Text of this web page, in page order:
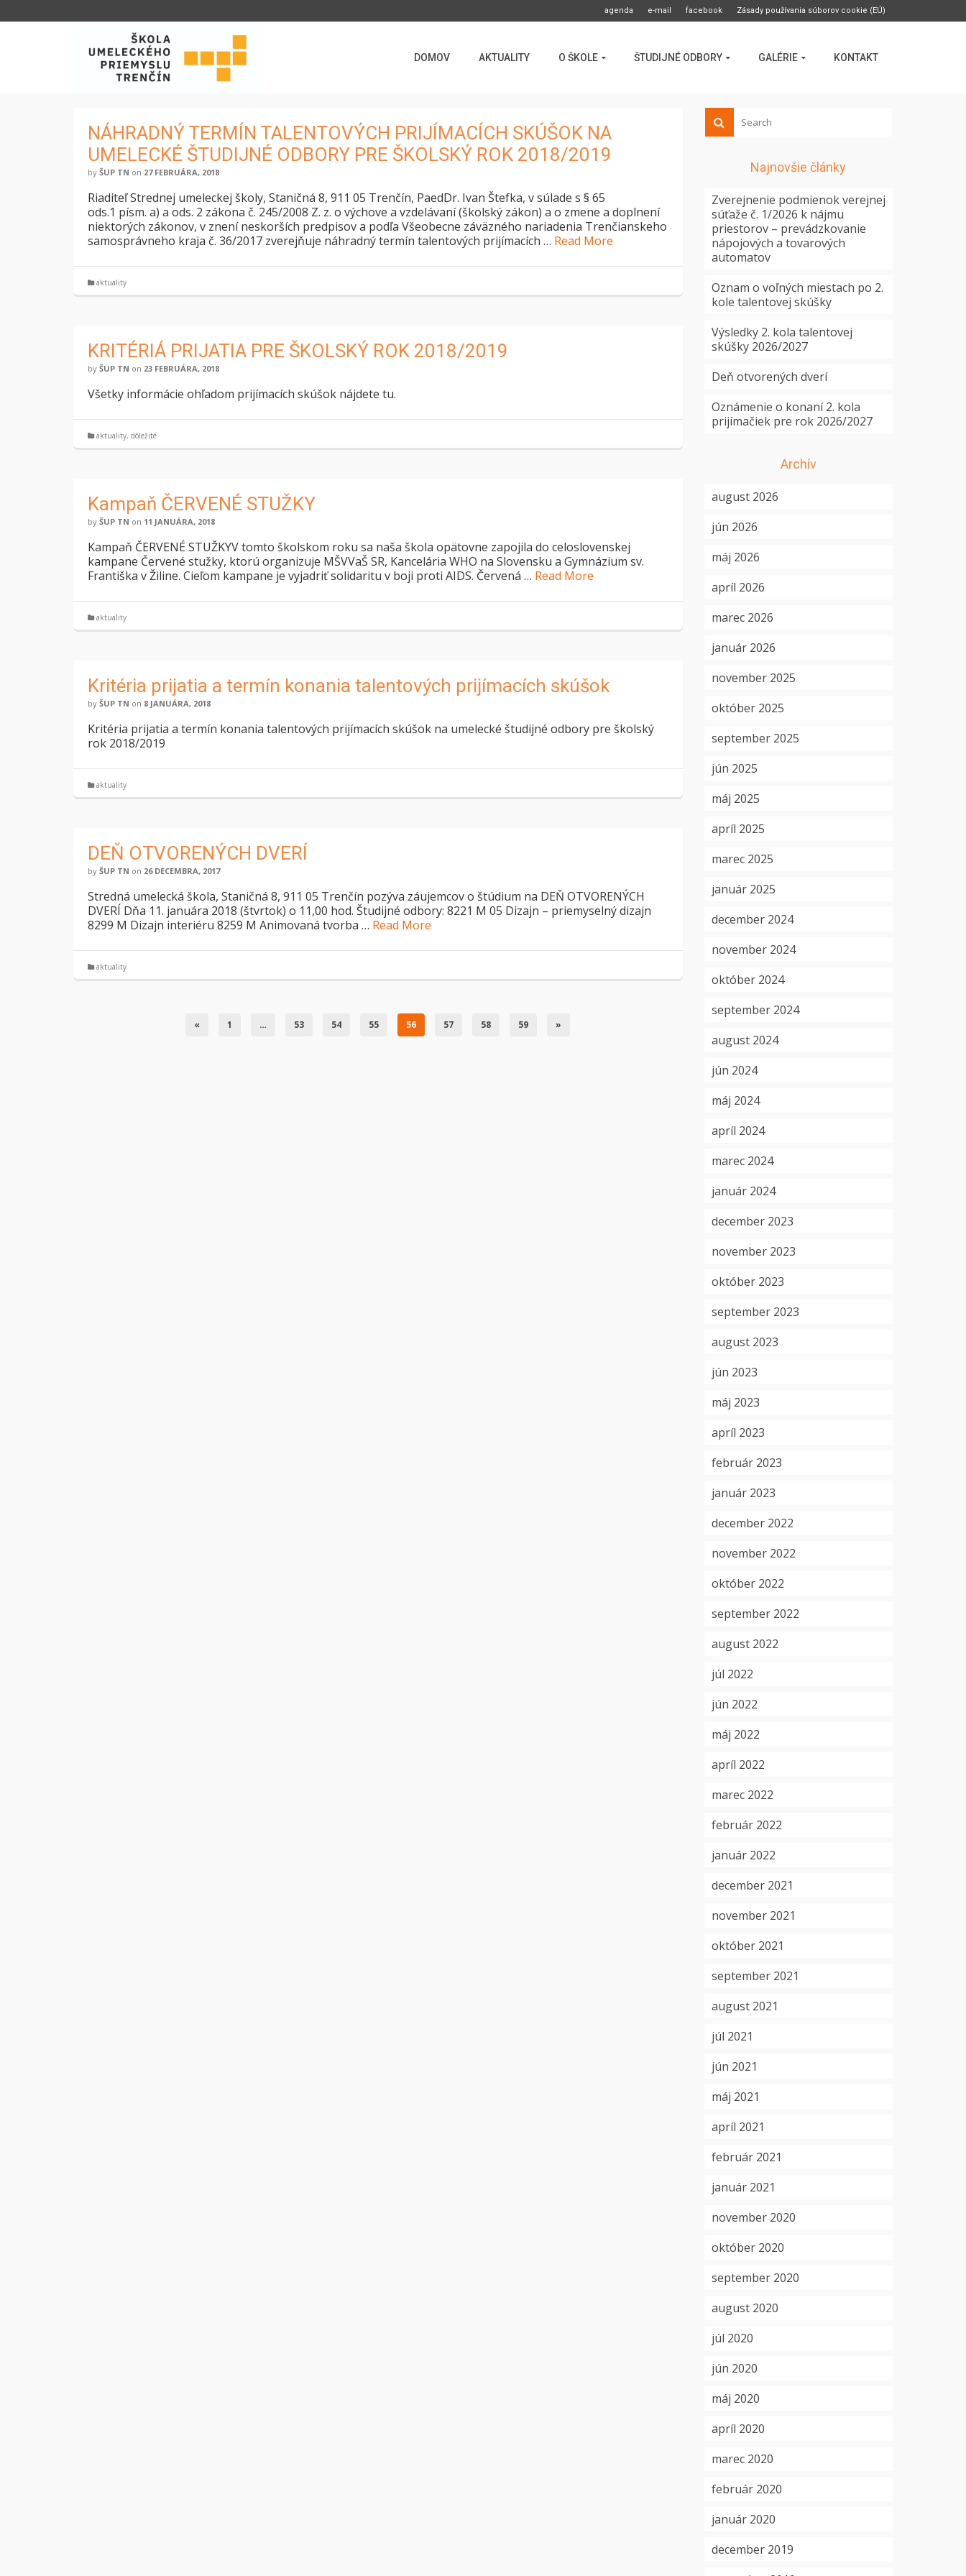
agenda e-mail facebook Zásady používania súborov cookie (EÚ)
DOMOV AKTUALITY O ŠKOLE ŠTUDIJNÉ ODBORY GALÉRIE KONTAKT
NÁHRADNÝ TERMÍN TALENTOVÝCH PRIJÍMACÍCH SKÚŠOK NA
UMELECKÉ ŠTUDIJNÉ ODBORY PRE ŠKOLSKÝ ROK 2018/2019
by ŠUP TN on 27 FEBRUÁRA, 2018
Riaditeľ Strednej umeleckej školy, Staničná 8, 911 05 Trenčín, PaedDr. Ivan Štefka, v súlade s § 65
ods.1 písm. a) a ods. 2 zákona č. 245/2008 Z. z. o výchove a vzdelávaní (školský zákon) a o zmene a doplnení
niektorých zákonov, v znení neskorších predpisov a podľa Všeobecne záväzného nariadenia Trenčianskeho
samosprávneho kraja č. 36/2017 zverejňuje náhradný termín talentových prijímacích … Read More
aktuality
KRITÉRIÁ PRIJATIA PRE ŠKOLSKÝ ROK 2018/2019
by ŠUP TN on 23 FEBRUÁRA, 2018
Všetky informácie ohľadom prijímacích skúšok nájdete tu.
aktuality, dôležité
Kampaň ČERVENÉ STUŽKY
by ŠUP TN on 11 JANUÁRA, 2018
Kampaň ČERVENÉ STUŽKYV tomto školskom roku sa naša škola opätovne zapojila do celoslovenskej
kampane Červené stužky, ktorú organizuje MŠVVaŠ SR, Kancelária WHO na Slovensku a Gymnázium sv.
Františka v Žiline. Cieľom kampane je vyjadriť solidaritu v boji proti AIDS. Červená … Read More
aktuality
Kritéria prijatia a termín konania talentových prijímacích skúšok
by ŠUP TN on 8 JANUÁRA, 2018
Kritéria prijatia a termín konania talentových prijímacích skúšok na umelecké študijné odbory pre školský
rok 2018/2019
aktuality
DEŇ OTVORENÝCH DVERÍ
by ŠUP TN on 26 DECEMBRA, 2017
Stredná umelecká škola, Staničná 8, 911 05 Trenčín pozýva záujemcov o štúdium na DEŇ OTVORENÝCH
DVERÍ Dňa 11. januára 2018 (štvrtok) o 11,00 hod. Študijné odbory: 8221 M 05 Dizajn – priemyselný dizajn
8299 M Dizajn interiéru 8259 M Animovaná tvorba … Read More
aktuality
« 1 … 53 54 55 56 57 58 59 »
Najnovšie články
Zverejnenie podmienok verejnej
súťaže č. 1/2026 k nájmu
priestorov – prevádzkovanie
nápojových a tovarových
automatov
Oznam o voľných miestach po 2.
kole talentovej skúšky
Výsledky 2. kola talentovej
skúšky 2026/2027
Deň otvorených dverí
Oznámenie o konaní 2. kola
prijímačiek pre rok 2026/2027
Archív
august 2026
jún 2026
máj 2026
apríl 2026
marec 2026
január 2026
november 2025
október 2025
september 2025
jún 2025
máj 2025
apríl 2025
marec 2025
január 2025
december 2024
november 2024
október 2024
september 2024
august 2024
jún 2024
máj 2024
apríl 2024
marec 2024
január 2024
december 2023
november 2023
október 2023
september 2023
august 2023
jún 2023
máj 2023
apríl 2023
február 2023
január 2023
december 2022
november 2022
október 2022
september 2022
august 2022
júl 2022
jún 2022
máj 2022
apríl 2022
marec 2022
február 2022
január 2022
december 2021
november 2021
október 2021
september 2021
august 2021
júl 2021
jún 2021
máj 2021
apríl 2021
február 2021
január 2021
november 2020
október 2020
september 2020
august 2020
júl 2020
jún 2020
máj 2020
apríl 2020
marec 2020
február 2020
január 2020
december 2019